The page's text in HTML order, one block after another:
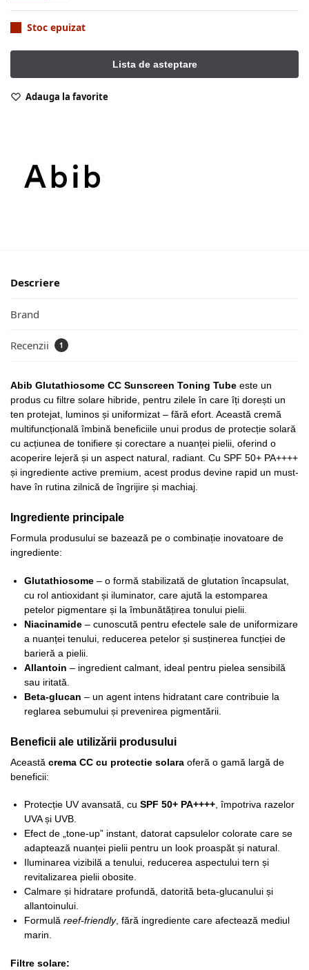
Stoc epuizat
Adauga la favorite
Descriere
Brand
Recenzii 1
Abib Glutathiosome CC Sunscreen Toning Tube este un
produs cu filtre solare hibride, pentru zilele în care îți dorești un
ten protejat, luminos și uniformizat – fără efort. Această cremă
multifuncțională îmbină beneficiile unui produs de protecție solară
cu acțiunea de tonifiere și corectare a nuanței pielii, oferind o
acoperire lejeră și un aspect natural, radiant. Cu SPF 50+ PA++++
și ingrediente active premium, acest produs devine rapid un must-
have în rutina zilnică de îngrijire și machiaj.
Ingrediente principale
Formula produsului se bazează pe o combinație inovatoare de
ingrediente:
Glutathiosome – o formă stabilizată de glutation încapsulat,
cu rol antioxidant și iluminator, care ajută la estomparea
petelor pigmentare și la îmbunătățirea tonului pielii.
Niacinamide – cunoscută pentru efectele sale de uniformizare
a nuanței tenului, reducerea petelor și susținerea funcției de
barieră a pielii.
Allantoin – ingredient calmant, ideal pentru pielea sensibilă
sau iritată.
Beta-glucan – un agent intens hidratant care contribuie la
reglarea sebumului și prevenirea pigmentării.
Beneficii ale utilizării produsului
Această crema CC cu protectie solara oferă o gamă largă de
beneficii:
Protecție UV avansată, cu SPF 50+ PA++++, împotriva razelor
UVA și UVB.
Efect de „tone-up” instant, datorat capsulelor colorate care se
adaptează nuanței pielii pentru un look proaspăt și natural.
Iluminarea vizibilă a tenului, reducerea aspectului tern și
revitalizarea pielii obosite.
Calmare și hidratare profundă, datorită beta-glucanului și
allantoinului.
Formulă reef-friendly, fără ingrediente care afectează mediul
marin.
Filtre solare: